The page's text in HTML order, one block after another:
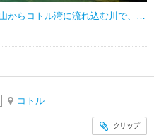
シュクルダ川はコトルの山からコトル湾に流れ込む川で、 旧市街の北側、北門からカンパナ塔に沿って見ることができます。 シュクルダ川には北門から架かる橋がシュクルダ橋で、魚も泳いでいました。 朝のシュクルダ川はエメラルド
コトル
クリップ